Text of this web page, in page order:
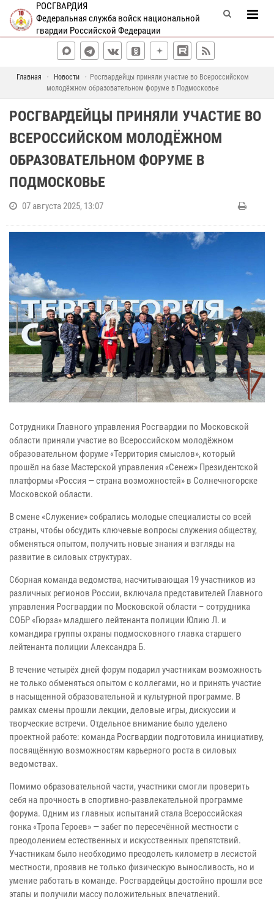
РОСГВАРДИЯ
Федеральная служба войск национальной
гвардии Российской Федерации
Главная Новости
Росгвардейцы приняли участие во Всероссийском
молодёжном образовательном форуме в Подмосковье
РОСГВАРДЕЙЦЫ ПРИНЯЛИ УЧАСТИЕ ВО
ВСЕРОССИЙСКОМ МОЛОДЁЖНОМ
ОБРАЗОВАТЕЛЬНОМ ФОРУМЕ В
ПОДМОСКОВЬЕ
07 августа 2025, 13:07
Сотрудники Главного управления Росгвардии по Московской
области приняли участие во Всероссийском молодёжном
образовательном форуме «Территория смыслов», который
прошёл на базе Мастерской управления «Сенеж» Президентской
платформы «Россия — страна возможностей» в Солнечногорске
Московской области.
В смене «Служение» собрались молодые специалисты со всей
страны, чтобы обсудить ключевые вопросы служения обществу,
обменяться опытом, получить новые знания и взгляды на
развитие в силовых структурах.
Сборная команда ведомства, насчитывающая 19 участников из
различных регионов России, включала представителей Главного
управления Росгвардии по Московской области – сотрудника
СОБР «Гюрза» младшего лейтенанта полиции Юлию Л. и
командира группы охраны подмосковного главка старшего
лейтенанта полиции Александра Б.
В течение четырёх дней форум подарил участникам возможность
не только обменяться опытом с коллегами, но и принять участие
в насыщенной образовательной и культурной программе. В
рамках смены прошли лекции, деловые игры, дискуссии и
творческие встречи. Отдельное внимание было уделено
проектной работе: команда Росгвардии подготовила инициативу,
посвящённую возможностям карьерного роста в силовых
ведомствах.
Помимо образовательной части, участники смогли проверить
себя на прочность в спортивно-развлекательной программе
форума. Одним из главных испытаний стала Всероссийская
гонка «Тропа Героев» — забег по пересечённой местности с
преодолением естественных и искусственных препятствий.
Участникам было необходимо преодолеть километр в лесистой
местности, проявив не только физическую выносливость, но и
умение работать в команде. Росгвардейцы достойно прошли все
этапы и получили массу положительных впечатлений.